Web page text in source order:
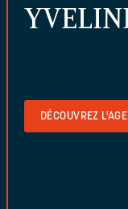
DÉCOUVREZ